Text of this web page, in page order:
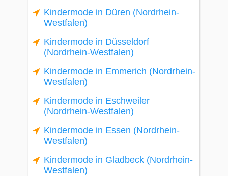
Kindermode in Düren (Nordrhein-
Westfalen)
Kindermode in Düsseldorf
(Nordrhein-Westfalen)
Kindermode in Emmerich (Nordrhein-
Westfalen)
Kindermode in Eschweiler
(Nordrhein-Westfalen)
Kindermode in Essen (Nordrhein-
Westfalen)
Kindermode in Gladbeck (Nordrhein-
Westfalen)